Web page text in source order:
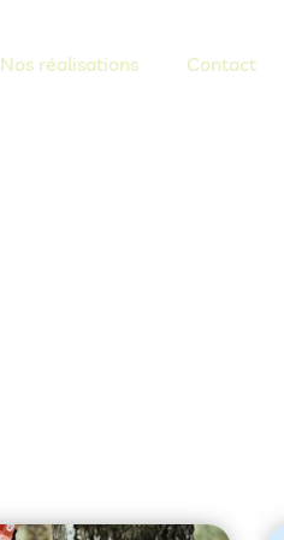
Nos réalisations Contact